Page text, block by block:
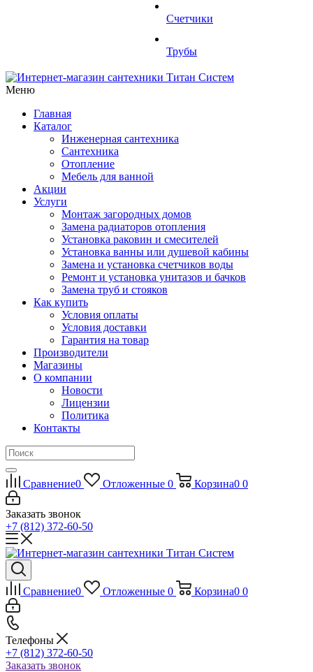
Счетчики
Трубы
Меню
Главная
Каталог
Инженерная сантехника
Сантехника
Отопление
Мебель для ванной
Акции
Услуги
Монтаж загородных домов
Замена радиаторов отопления
Установка раковин и смесителей
Установка ванны или душевой кабины
Замена и установка счетчиков воды
Ремонт и установка унитазов и бачков
Замена труб и стояков
Как купить
Условия оплаты
Условия доставки
Гарантия на товар
Производители
Магазины
О компании
Новости
Лицензии
Политика
Контакты
Сравнение0 Отложенные 0 Корзина0 0
Заказать звонок
+7 (812) 372-60-50
Сравнение0 Отложенные 0 Корзина0 0
Телефоны
+7 (812) 372-60-50
Заказать звонок